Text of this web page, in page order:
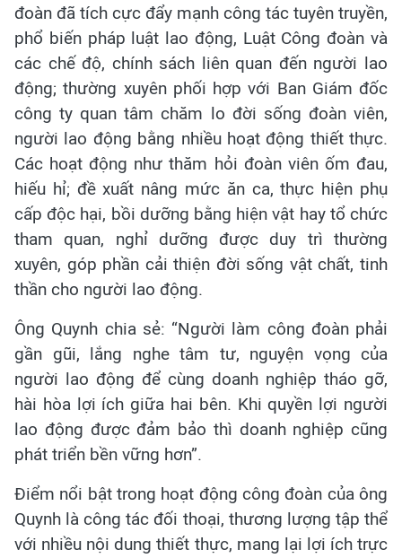
đoàn đã tích cực đẩy mạnh công tác tuyên truyền,
phổ biến pháp luật lao động, Luật Công đoàn và
các chế độ, chính sách liên quan đến người lao
động; thường xuyên phối hợp với Ban Giám đốc
công ty quan tâm chăm lo đời sống đoàn viên,
người lao động bằng nhiều hoạt động thiết thực.
Các hoạt động như thăm hỏi đoàn viên ốm đau,
hiếu hỉ; đề xuất nâng mức ăn ca, thực hiện phụ
cấp độc hại, bồi dưỡng bằng hiện vật hay tổ chức
tham quan, nghỉ dưỡng được duy trì thường
xuyên, góp phần cải thiện đời sống vật chất, tinh
thần cho người lao động.
Ông Quynh chia sẻ: “Người làm công đoàn phải
gần gũi, lắng nghe tâm tư, nguyện vọng của
người lao động để cùng doanh nghiệp tháo gỡ,
hài hòa lợi ích giữa hai bên. Khi quyền lợi người
lao động được đảm bảo thì doanh nghiệp cũng
phát triển bền vững hơn”.
Điểm nổi bật trong hoạt động công đoàn của ông
Quynh là công tác đối thoại, thương lượng tập thể
với nhiều nội dung thiết thực, mang lại lợi ích trực